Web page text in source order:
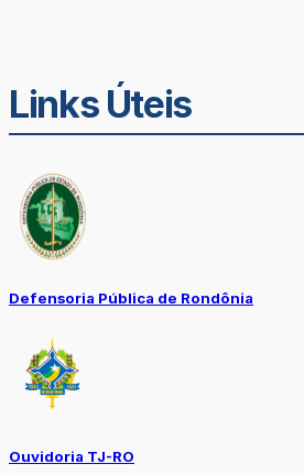
Links Úteis
Defensoria Pública de Rondônia
Ouvidoria TJ-RO